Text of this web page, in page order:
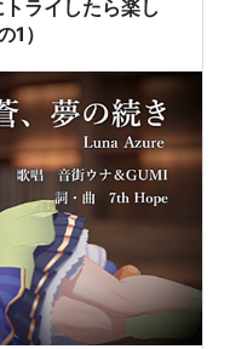
ライしたら楽し
1）